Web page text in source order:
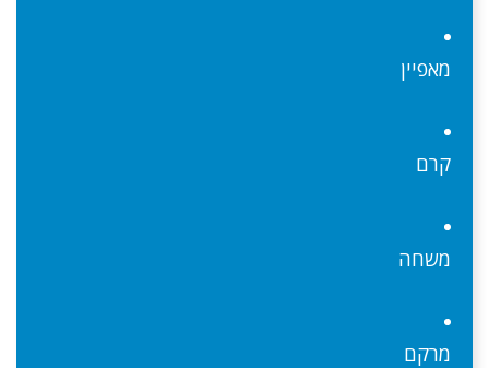
מאפיין
קרם
משחה
מרקם